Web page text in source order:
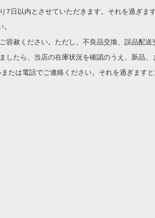
7日以内とさせていただきます。それを過ぎま
容赦ください。ただし、不良品交換、誤品配送
したら、当店の在庫状況を確認のうえ、新品
たは電話でご連絡ください。それを過ぎます